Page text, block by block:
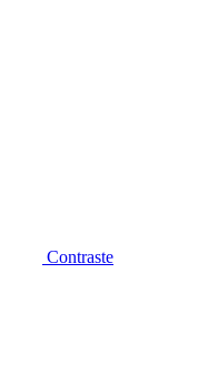
Contraste